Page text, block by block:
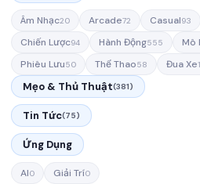
Âm Nhạc20 Arcade72 Casual93
Chiến Lược94 Hành Động555 Mô
Phiêu Lưu50 Thể Thao58 Đua Xe
Mẹo & Thủ Thuật(381)
Tin Tức(75)
Ứng Dụng
AI0 Giải Trí0